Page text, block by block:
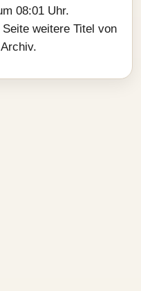
08:01 Uhr.
weitere Titel von